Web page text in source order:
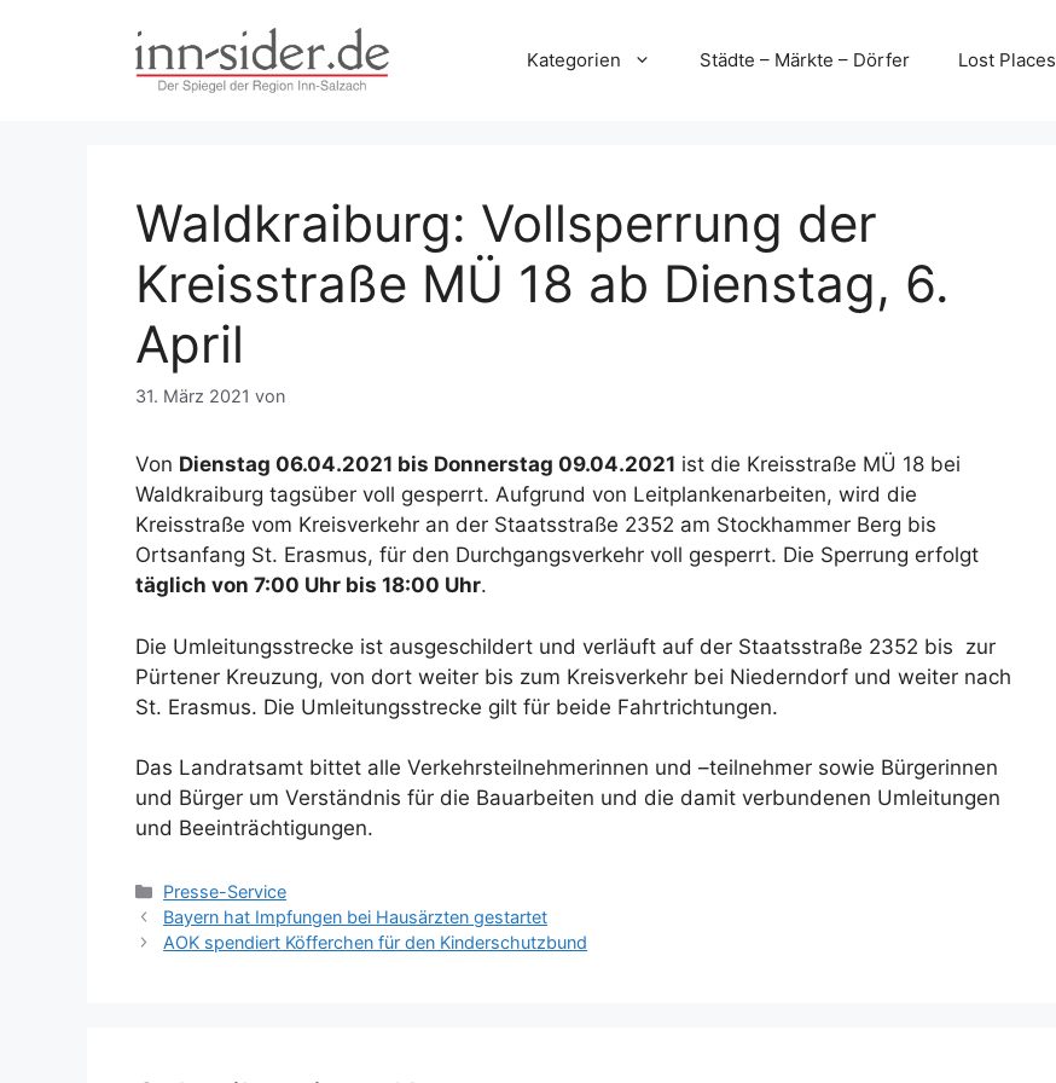
Kategorien Städte – Märkte – Dörfer Lost Places
Waldkraiburg: Vollsperrung der
Kreisstraße MÜ 18 ab Dienstag, 6.
April
31. März 2021 von
Von Dienstag 06.04.2021 bis Donnerstag 09.04.2021 ist die Kreisstraße MÜ 18 bei
Waldkraiburg tagsüber voll gesperrt. Aufgrund von Leitplankenarbeiten, wird die
Kreisstraße vom Kreisverkehr an der Staatsstraße 2352 am Stockhammer Berg bis
Ortsanfang St. Erasmus, für den Durchgangsverkehr voll gesperrt. Die Sperrung erfolgt
täglich von 7:00 Uhr bis 18:00 Uhr.
Die Umleitungsstrecke ist ausgeschildert und verläuft auf der Staatsstraße 2352 bis zur
Pürtener Kreuzung, von dort weiter bis zum Kreisverkehr bei Niederndorf und weiter nach
St. Erasmus. Die Umleitungsstrecke gilt für beide Fahrtrichtungen.
Das Landratsamt bittet alle Verkehrsteilnehmerinnen und –teilnehmer sowie Bürgerinnen
und Bürger um Verständnis für die Bauarbeiten und die damit verbundenen Umleitungen
und Beeinträchtigungen.
Kategorien
Presse-Service
Bayern hat Impfungen bei Hausärzten gestartet
AOK spendiert Köfferchen für den Kinderschutzbund